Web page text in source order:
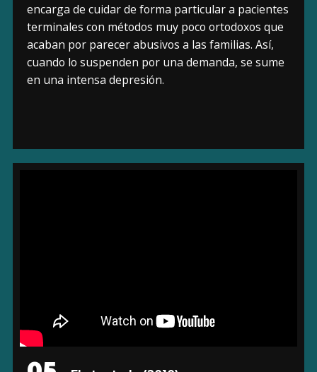
encarga de cuidar de forma particular a pacientes
terminales con métodos muy poco ortodoxos que
acaban por parecer abusivos a las familias. Así,
cuando lo suspenden por una demanda, se sume
en una intensa depresión.